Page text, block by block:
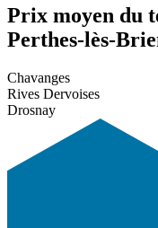
Prix moyen du
Perthes-lès-
Chavanges
Rives Dervoises
Drosnay